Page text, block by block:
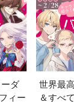
ダ
ィー
世界最
＆すべ